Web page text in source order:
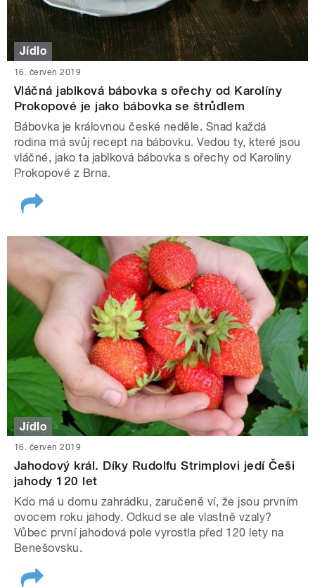
Jídlo
16. červen 2019
Vláčná jablková bábovka s ořechy od Karolíny
Prokopové je jako bábovka se štrůdlem
Bábovka je královnou české neděle. Snad každá
rodina má svůj recept na bábovku. Vedou ty, které jsou
vláčné, jako ta jablková bábovka s ořechy od Karolíny
Prokopové z Brna.
Jídlo
16. červen 2019
Jahodový král. Díky Rudolfu Strimplovi jedí Češi
jahody 120 let
Kdo má u domu zahrádku, zaručeně ví, že jsou prvním
ovocem roku jahody. Odkud se ale vlastně vzaly?
Vůbec první jahodová pole vyrostla před 120 lety na
Benešovsku.